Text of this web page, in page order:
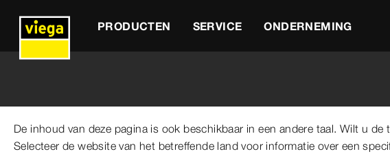
PRODUCTEN SERVICE ONDERNEMING
De inhoud van deze pagina is ook beschikbaar in een andere taal. Wilt u de
Selecteer de website van het betreffende land voor informatie over een
Viega Belgium Producten Toepassingen Afvoertechniek